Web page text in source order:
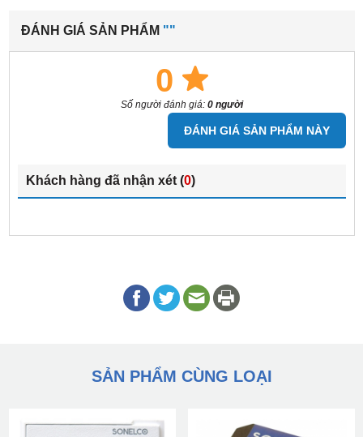
ĐÁNH GIÁ SẢN PHẨM ""
0
Số người đánh giá: 0 người
ĐÁNH GIÁ SẢN PHẨM NÀY
Khách hàng đã nhận xét (0)
SẢN PHẨM CÙNG LOẠI